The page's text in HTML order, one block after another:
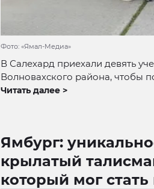
Фото: «Ямал-Медиа»
В Салехард приехали девять
Волновахского района, чтобы
Читать далее >
Ямбург:
крылатый
который мог